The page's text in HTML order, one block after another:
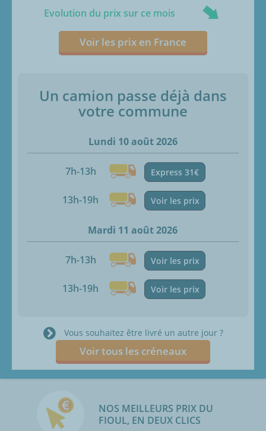
Evolution du prix sur ce mois
Voir les prix en France
Un camion passe déjà dans
votre commune
Lundi 10 août 2026
7h-13h Express 31€
13h-19h Voir les prix
Mardi 11 août 2026
7h-13h Voir les prix
13h-19h Voir les prix
Vous souhaitez être livré un autre jour ?
Voir tous les créneaux
NOS MEILLEURS PRIX DU
FIOUL, EN DEUX CLICS